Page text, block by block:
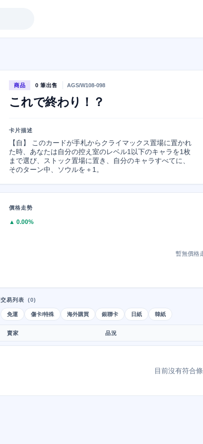
商品 0 筆出售 AGS/W108-098
これで終わり！？
卡片描述
【自】 このカードが手札からクライマックス置場に置かれ
た時、あなたは自分の控え室のレベル1以下のキャラを1枚
まで選び、ストック置場に置き、自分のキャラすべてに、
そのターン中、ソウルを＋1。
價格走勢
▲ 0.00%
暫無價格
交易列表 (0)
免運 傷卡/特殊 海外購買 銀聯卡 日紙 韓紙
賣家 品況
目前沒有符合